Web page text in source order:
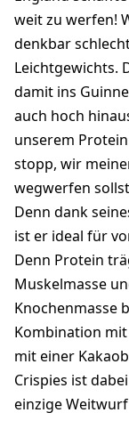
weit zu werfen!
denkbar
Leichtgewichts.
damit ins
auch hoch
unserem
stopp, wir
wegwerfen
Denn dank
ist er ideal für
Denn Protein
Muskelmasse
Knochenmasse
Kombination
mit einer
Crispies ist
einzige